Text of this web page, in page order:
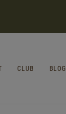
CLUB BLOG